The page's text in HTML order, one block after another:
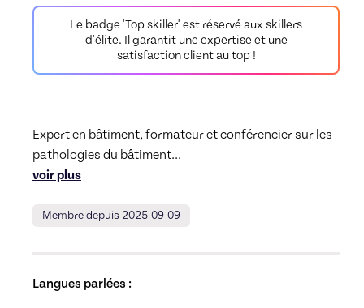
Le badge 'Top skiller' est réservé aux skillers
d'élite. Il garantit une expertise et une
satisfaction client au top !
Expert en bâtiment, formateur et conférencier sur les
pathologies du bâtiment...
voir plus
Membre depuis 2025-09-09
Langues parlées :